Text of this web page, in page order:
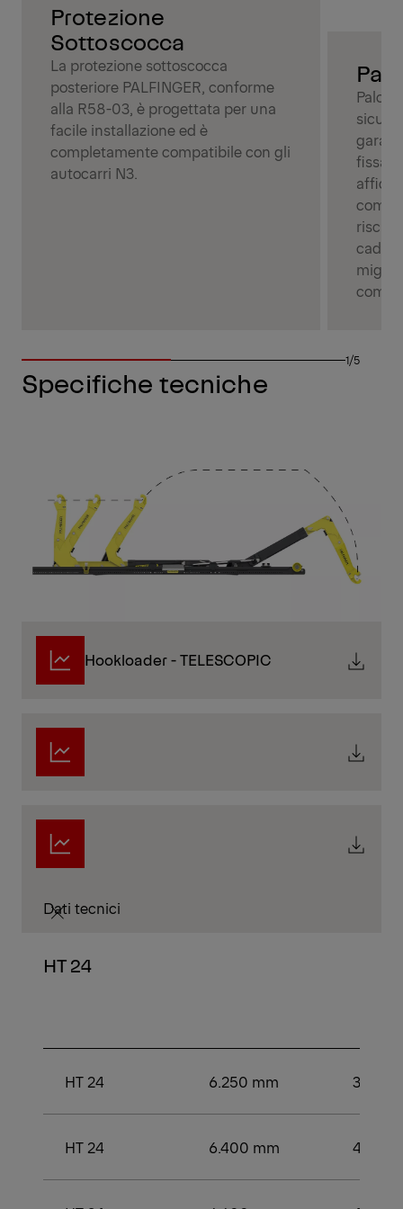
Protezione
Sottoscocca
La protezione sottoscocca
posteriore PALFINGER, conforme
alla R58-03, è progettata per una
facile installazione ed è
completamente compatibile con gli
autocarri N3.
sicuro
cada
1/5
Specifiche tecniche
Hookloader - TELESCOPIC
Dati tecnici
HT 24
HT 24 6.250 mm 3.500
HT 24 6.400 mm 4.000